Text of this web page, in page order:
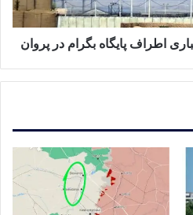
اطراف پایگاه بگرام در پروان